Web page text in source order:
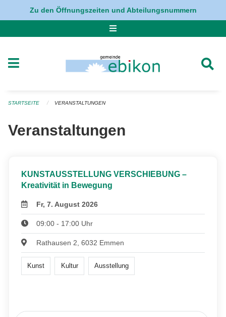
Navigation überspringen
Zu den Öffnungszeiten und Abteilungsnummern
STARTSEITE VERANSTALTUNGEN
Veranstaltungen
KUNSTAUSSTELLUNG VERSCHIEBUNG –
Kreativität in Bewegung
Fr, 7. August 2026
09:00 - 17:00 Uhr
Rathausen 2, 6032 Emmen
Kunst Kultur Ausstellung